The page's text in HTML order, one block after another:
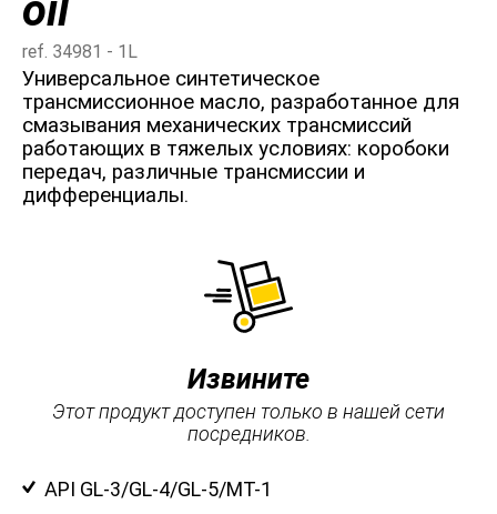
oil
ref. 34981 - 1L
Универсальное синтетическое
трансмиссионное масло, разработанное для
смазывания механических трансмиссий
работающих в тяжелых условиях: коробоки
передач, различные трансмиссии и
дифференциалы.
Извините
Этот продукт доступен только в нашей сети
посредников.
API GL-3/GL-4/GL-5/MT-1